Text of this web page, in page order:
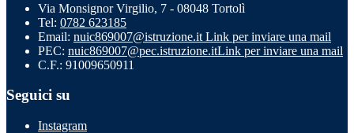
Via Monsignor Virgilio, 7 - 08048 Tortolì
Tel: 0782 623185
Email: nuic869007@istruzione.it Link per inviare una mail
PEC: nuic869007@pec.istruzione.itLink per inviare una mail
C.F.: 91009650911
Seguici su
Instagram